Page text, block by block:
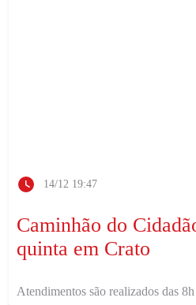
14/12 19:47
Caminhão do
quinta em Crato
Atendimentos são realizados das